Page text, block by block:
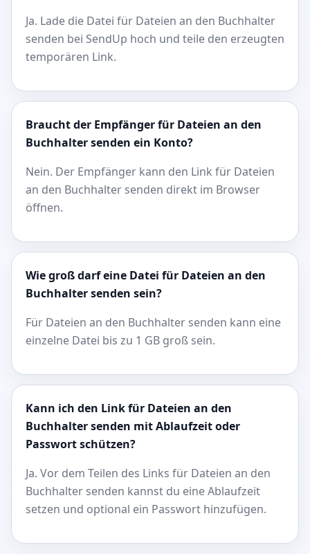
Ja. Lade die Datei für Dateien an den Buchhalter
senden bei SendUp hoch und teile den erzeugten
temporären Link.
Braucht der Empfänger für Dateien an den
Buchhalter senden ein Konto?
Nein. Der Empfänger kann den Link für Dateien
an den Buchhalter senden direkt im Browser
öffnen.
Wie groß darf eine Datei für Dateien an den
Buchhalter senden sein?
Für Dateien an den Buchhalter senden kann eine
einzelne Datei bis zu 1 GB groß sein.
Kann ich den Link für Dateien an den
Buchhalter senden mit Ablaufzeit oder
Passwort schützen?
Ja. Vor dem Teilen des Links für Dateien an den
Buchhalter senden kannst du eine Ablaufzeit
setzen und optional ein Passwort hinzufügen.